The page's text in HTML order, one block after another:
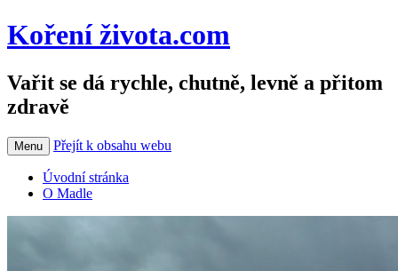
Koření života.com
Vařit se dá rychle, chutně, levně a přitom
zdravě
Menu Přejít k obsahu webu
Úvodní stránka
O Madle